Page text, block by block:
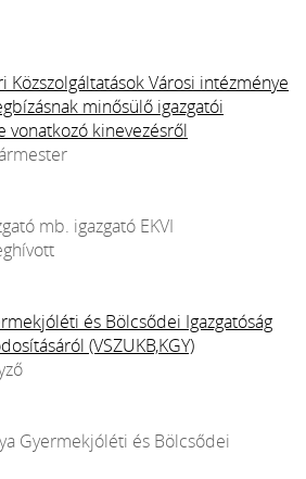
Közszolgáltatások Városi intézménye
minősülő igazgatói
kinevezésről
mb. igazgató EKVI
és Bölcsődei Igazgatóság
(VSZUKB,KGY)
Gyermekjóléti és Bölcsődei